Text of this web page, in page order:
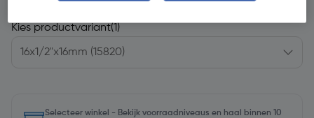
Kies productvariant(1)
Selecteer winkel - Bekijk voorraadniveaus en haal binnen 10